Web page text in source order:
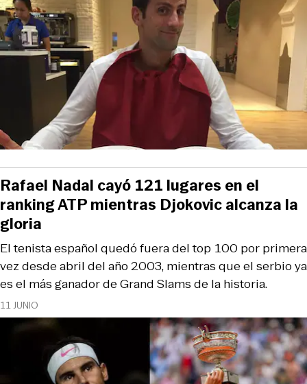
11 JUNIO
El tenista español quedó fuera del top 100 por primera
vez desde abril del año 2003, mientras que el serbio ya
es el más ganador de Grand Slams de la historia.
Rafael Nadal cayó 121 lugares en el
ranking ATP mientras Djokovic alcanza la
gloria